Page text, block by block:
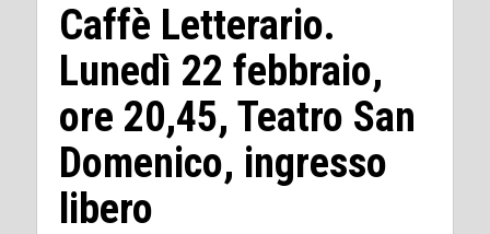
Caffè Letterario.
Lunedì 22 febbraio,
ore 20,45, Teatro San
Domenico, ingresso
libero